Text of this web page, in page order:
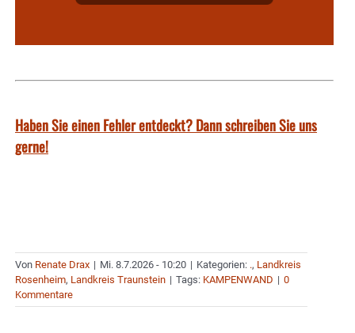
Haben Sie einen Fehler entdeckt? Dann schreiben Sie uns
gerne!
Von Renate Drax | Mi. 8.7.2026 - 10:20 | Kategorien: ., Landkreis
Rosenheim, Landkreis Traunstein | Tags: KAMPENWAND | 0
Kommentare